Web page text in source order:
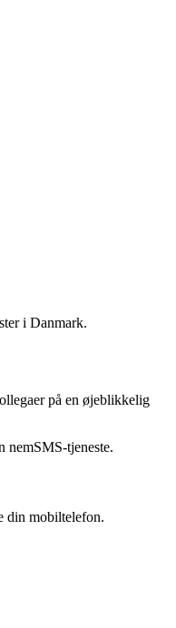
i Danmark.
på en øjeblikkelig
nemSMS-tjeneste.
din mobiltelefon.